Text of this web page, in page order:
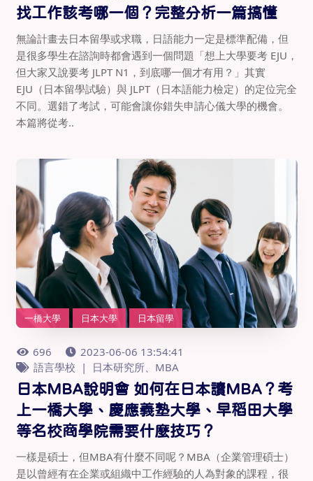
找工作該考哪一個？完整分析一篇搞懂
無論計畫去日本留學或求職，日語能力一定是標準配備，但
是很多學生在諮詢時都會遇到一個問題「想上大學要考 EJU，
但大家又說要考 JLPT N1，到底哪一個才有用？」其實
EJU（日本留學試驗）與 JLPT（日本語能力檢定）的定位完全
不同。選錯了考試，可能會讓你錯失申請心儀大學的機會。
本篇將從考..
一橋大學 日本大學 日本留學
696
2023-06-06 13:54:41
語言學校
日本研究所、MBA
日本MBA說明會 如何在日本讀MBA？考
上一橋大學、慶應義塾大學、早稻田大學
等名校商學院需要什麼技巧？
一樣是碩士，但MBA有什麼不同呢？MBA（企業管理碩士）
是以曾經有在企業或組織中工作經驗的人為對象的課程，很